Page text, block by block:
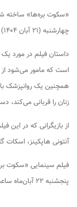
«سکوت بره‌ها» ساخته
چهارشنبه (۲۱ آبان ۱۴۰۴) ساعت ۲۳ پخش می‌شود.
داستان فیلم در مورد
است که مامور می‌شود از
همچنین یک روانپزشک
زنان را قربانی می‌کند،
از بازیگرانی که در این
آنتونی هاپکینز، اسکات
پنجشنبه ۲۲ آبان‌ماه ساعت‌های ۷ و ۱۵ بازپخش خواهد شد.